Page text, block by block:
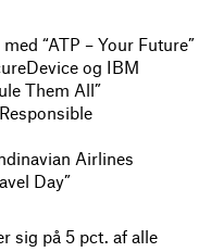
“ATP – Your Future”
og IBM
Them All”
Airlines
Day”
sig på 5 pct. af alle